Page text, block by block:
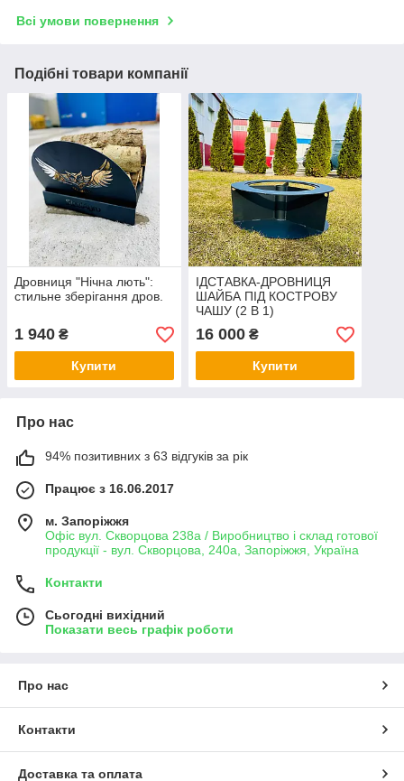
Всі умови повернення
Подібні товари компанії
Дровниця "Нічна лють":
стильне зберігання дров.
1 940 ₴
Купити
ІДСТАВКА-ДРОВНИЦЯ
ШАЙБА ПІД КОСТРОВУ
ЧАШУ (2 В 1)
16 000₴
Купити
Про нас
94% позитивних з 63 відгуків за рік
Працює з 16.06.2017
м. Запоріжжя
Офіс вул. Скворцова 238а / Виробництво і склад готової
продукції - вул. Скворцова, 240а, Запоріжжя, Україна
Контакти
Сьогодні вихідний
Показати весь графік роботи
Про нас
Контакти
Доставка та оплата